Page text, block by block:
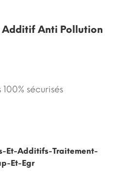
Additif Anti Pollution
sécurisés
Et-Additifs-Traitement-
Et-Egr